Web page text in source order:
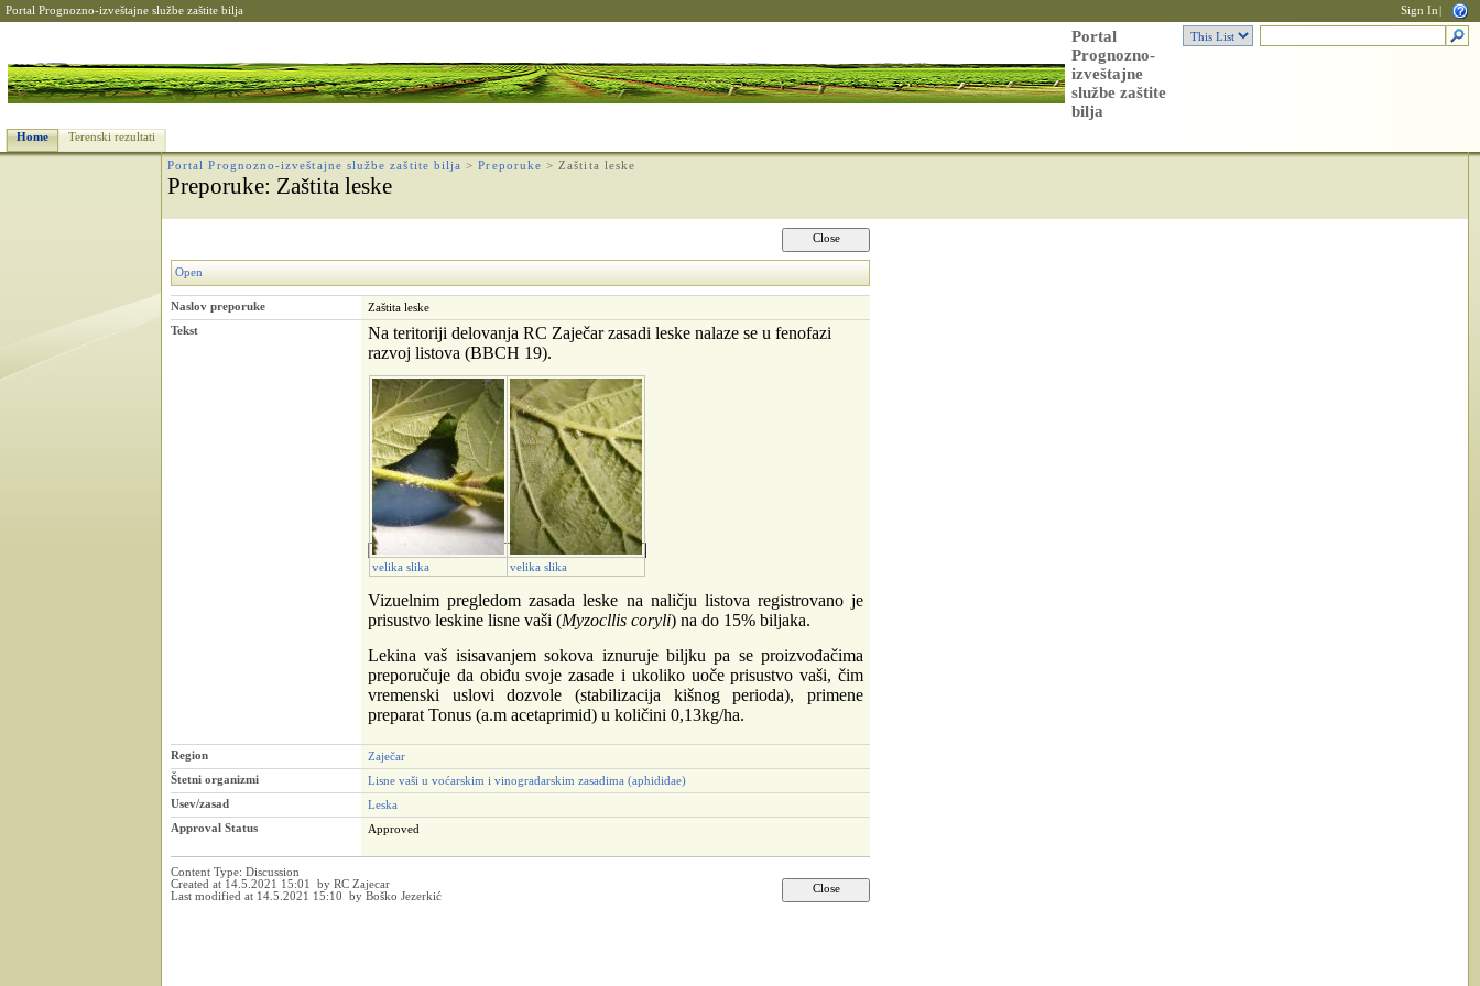
Portal Prognozno-izveštajne službe zaštite bilja Sign In
Portal
Prognozno-
izveštajne
službe zaštite
bilja
Home Terenski rezultati
Portal Prognozno-izveštajne službe zaštite bilja >Preporuke > Zaštita leske
Preporuke: Zaštita leske
Open
Naslov preporuke
Zaštita leske
Tekst
Na teritoriji delovanja RC Zaječar zasadi leske nalaze se u fenofazi
razvoj listova (BBCH 19).
velika slika velika slika
Vizuelnim pregledom zasada leske na naličju listova registrovano je
prisustvo leskine lisne vaši (Myzocllis coryli) na do 15% biljaka.
Lekina vaš isisavanjem sokova iznuruje biljku pa se proizvođačima
preporučuje da obiđu svoje zasade i ukoliko uoče prisustvo vaši, čim
vremenski uslovi dozvole (stabilizacija kišnog perioda), primene
preparat Tonus (a.m acetaprimid) u količini 0,13kg/ha.
Region
Zaječar
Štetni organizmi
Lisne vaši u voćarskim i vinogradarskim zasadima (aphididae)
Usev/zasad
Leska
Approval Status
Approved
Content Type: Discussion
Created at 14.5.2021 15:01 by RC Zajecar
Last modified at 14.5.2021 15:10 by Boško Jezerkić